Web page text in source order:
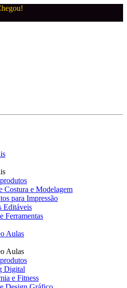
Costura e Modelagem
para Impressão
Editáveis
Ferramentas
Aulas
Aulas
Digital
e Fitness